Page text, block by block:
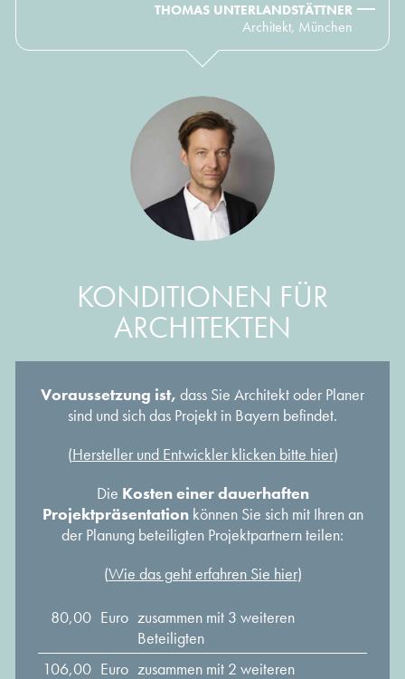
THOMAS UNTERLANDSTÄTTNER
Architekt, München
KONDITIONEN FÜR
ARCHITEKTEN
Voraussetzung ist, dass Sie Architekt oder Planer
sind und sich das Projekt in Bayern befindet.
(Hersteller und Entwickler klicken bitte hier)
Die Kosten einer dauerhaften
Projektpräsentationkönnen Sie sich mit Ihren an
der Planung beteiligten Projektpartnern teilen:
(Wie das geht erfahren Sie hier)
80,00 Euro zusammen mit 3 weiteren
Beteiligten
106,00 Euro zusammen mit 2 weiteren